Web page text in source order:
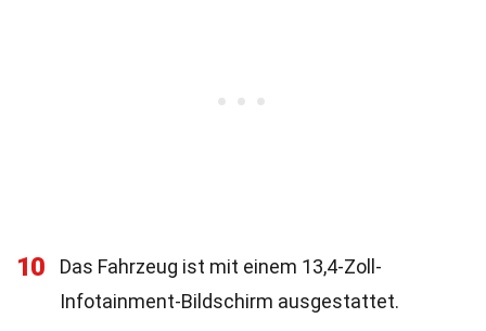
10
Das Fahrzeug ist mit einem 13,4-Zoll-
Infotainment-Bildschirm ausgestattet.